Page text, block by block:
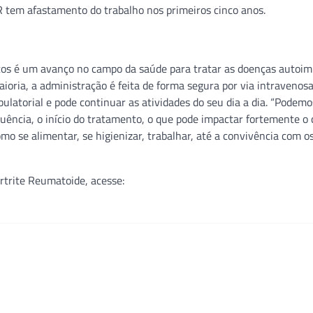
afastamento do trabalho nos primeiros cinco anos.
é um avanço no campo da saúde para tratar as doenças
a administração é feita de forma segura por via
e pode continuar as atividades do seu dia a dia.
o início do tratamento, o que pode impactar fortemente o
se alimentar, se higienizar, trabalhar, até a convivência com
Reumatoide, acesse: